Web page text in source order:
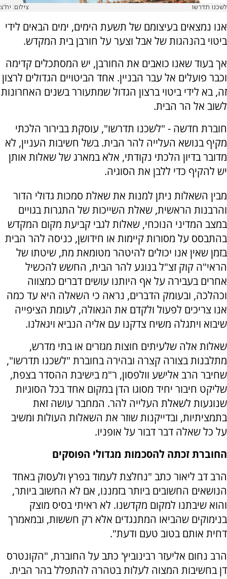
לשכנו תדרשו צילום: יח"צ
אנו נמצאים בעיצומם של תשעת הימים, ימים הבאים לידי
ביטוי בהנהגות של אבל וצער על חורבן בית המקדש.
אך בעוד שאנו כואבים את החורבן, יש המסתכלים קדימה
וכבר פועלים אל עבר הבניין. אחד הביטויים הגדולים לרצון
זה, בא לידי ביטוי ברצון הגדול שמתעורר בשנים האחרונות
לשוב אל הר הבית.
חוברת חדשה - "לשכנו תדרשו", עוסקת בבירור הלכתי
מקיף בנושא העלייה להר הבית. בשל חשיבות העניין, לא
מדובר בדיון הלכתי נקודתי, אלא במארג של שאלות אותן
יש להקיף כדי ללבן את הסוגיה.
מבין השאלות ניתן למנות את שאלת סמכות גדולי הדור
והרבנות הראשית, שאלת השייכות של התגרות בגויים
במצב המדיני הנוכחי, שאלות לגבי קביעת מקום המקדש
בהתבסס על מסורות קיימות או חידושן, כניסה להר הבית
בזמן שאין אנו יכולים להיטהר מטומאת מת, שיטתו של
הראי"ה קוק זצ"ל בנוגע להר הבית, החשש להכשיל
אחרים בעבירה על אף היותנו עושים דברים כמצווה
וכהלכה, ובעומק הדברים, נראה כי השאלה היא עד כמה
אנו צריכים לפעול ולקדם את הגאולה, לעומת הציפייה
שיבוא ויתגלה משיח צדקנו עם אליה הנביא ויגאלנו.
שאלות אלה שלעיתים חוצות מגזרים או בתי מדרש,
מתלבנות בצורה קצרה ובהירה בחוברת "לשכנו תדרשו",
שחיבר הרב אלישע וולפסון, ר"מ בישיבת ההסדר בצפת,
שליקט חיבור יחיד מסוגו הדן במקום אחד בכל הסוגיות
שנוגעות לשאלת העלייה להר. המחבר עושה זאת
בתמציתיות, ובדייקנות שוזר את השאלות העולות ומשיב
על כל שאלה דבר דבור על אופניו.
החוברת זכתה להסכמות מגדולי הפוסקים
הרב דב ליאור כתב "נחלצת לעמוד בפרץ ולעסוק באחד
הנושאים החשובים ביותר בזמננו, אם לא החשוב ביותר,
והוא שיבתנו למקום מקדשנו. לא ראיתי בסיס מוצק
בנימוקים שהביאו המתנגדים אלא רק חששות, ובמאמרך
דחית אותם בטוב טעם ודעת".
הרב נחום אליעזר רבינוביץ' כתב על החוברת, "הקונטרס
דן בחשיבות המצוה לעלות בטהרה להתפלל בהר הבית.